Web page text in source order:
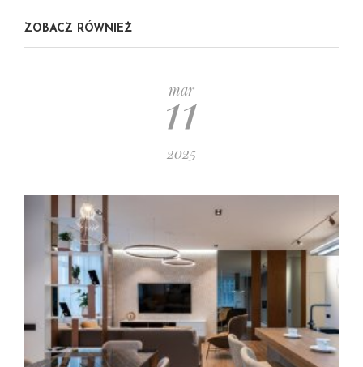
ZOBACZ RÓWNIEŻ
mar
11
2025